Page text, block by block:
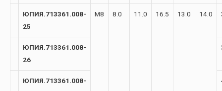
ЮПИЯ.713361.008-
25
М8 8.0 11.0 16.5 13.0 14.0
ЮПИЯ.713361.008-
26
ЮПИЯ.713361.008-